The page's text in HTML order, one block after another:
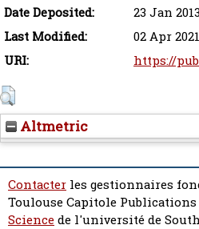
Date Deposited:
23 Jan
Last Modified:
02 Apr
URI:
https://
Altmetric
Contacter les gestionnaires
Toulouse Capitole
Sciencede l'université de